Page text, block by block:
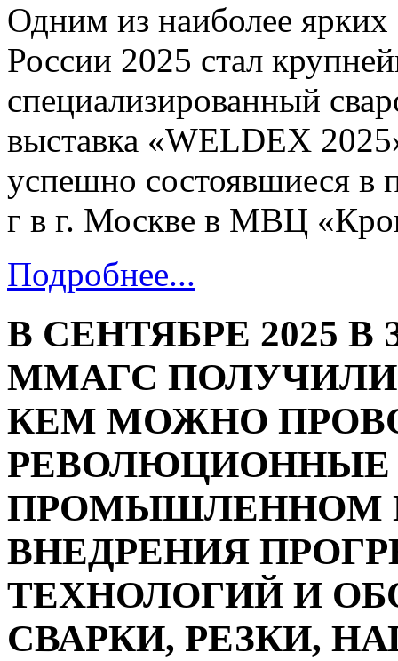
Одним из наиболее
России 2025 стал
специализированный
выставка «WELDEX
успешно состоявшиеся в
г в г. Москве в МВЦ
Подробнее...
В СЕНТЯБРЕ 2025
ММАГС ПОЛУЧИЛИ
КЕМ МОЖНО
РЕВОЛЮЦИОННЫЕ
ПРОМЫШЛЕННОМ
ВНЕДРЕНИЯ
ТЕХНОЛОГИЙ И
СВАРКИ, РЕЗКИ,